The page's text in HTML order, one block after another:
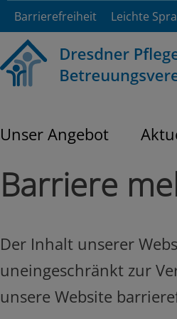
Barrierefreiheit Leichte
Unser Angebot
Barriere
Der Inhalt unserer
uneingeschränkt zur
unsere Website